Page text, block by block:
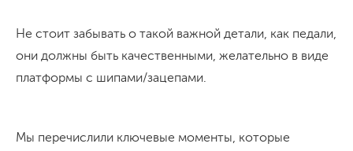
Не стоит забывать о такой важной детали, как педали,
они должны быть качественными, желательно в виде
платформы с шипами/зацепами.
Мы перечислили ключевые моменты, которые